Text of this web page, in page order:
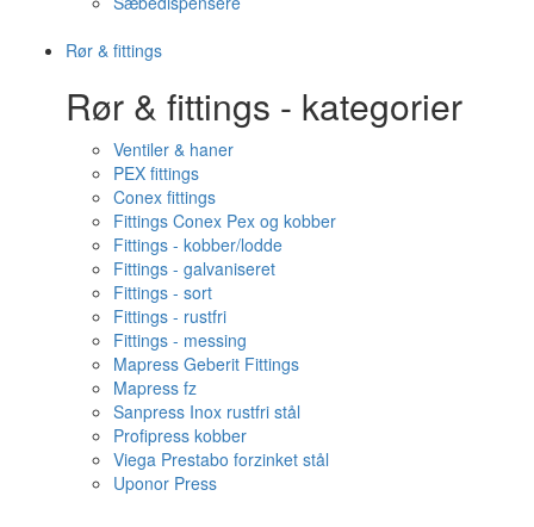
Rør & fittings
Rør & fittings - kategorier
Ventiler & haner
PEX fittings
Conex fittings
Fittings Conex Pex og kobber
Fittings - kobber/lodde
Fittings - galvaniseret
Fittings - sort
Fittings - rustfri
Fittings - messing
Mapress Geberit Fittings
Mapress fz
Sanpress Inox rustfri stål
Profipress kobber
Viega Prestabo forzinket stål
Uponor Press